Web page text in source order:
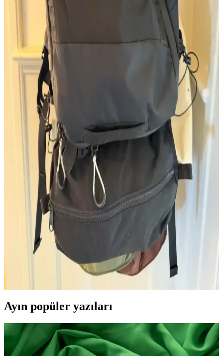
Kız Bebek Magnet Yazıları: Anlamlı ve Tatlı
Hediyeler İçin İlham Veren Fikirler
Kız bebek magnet yazıları, doğum ve kutlamalarda anlamlı sözler ve
tasarımlarla sevdiklerinize özel anlar yaratır. İlham verici örnekler ve
tasarım ipuçlarıyla magnetlerinizi kişiselleştirin.
Çantalarda Marka Logolarının Büyüklüğü ve
Kullanıcı Tercihleri Üzerine Analiz
Çanta üzerindeki marka logolarının büyüklüğü ve görünürlüğü,
kullanıcıların estetik algıları ve işlevsellik beklentileri doğrultusunda
farklılık göstermektedir. Manyetik velcro yamalar kişiselleştirmeye
olanak tanır.
Samurai Sling Çantalar: Tasarım, Özelleştirme ve
Kullanıcı Deneyimleri Üzerine Detaylı İnceleme
Samurai Sling çantalar, sınırlı üretim ve kişiselleştirilebilir
tasarımlarıyla dikkat çekiyor. Günlük kullanım için ideal boyutlarda
olan bu çantaların fiyatları el yapımı kalitesiyle açıklanıyor.
Matador Globerider 35L Sırt Çantası İçin Ek
Depolama Çantası Tasarımı ve Çok Yönlü
Kullanımı
Matador Globerider 35L sırt çantasına kullanıcı tarafından dikilen ek
depolama çantası, ekstra hacim ve çok yönlü taşıma seçenekleri
sunuyor. Çanta, çapraz veya bel çantası olarak da kullanılabiliyor.
Ayın popüler yazıları